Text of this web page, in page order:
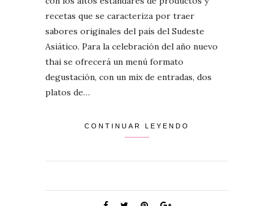
recetas que se caracteriza por traer
sabores originales del país del Sudeste
Asiático. Para la celebración del año nuevo
thai se ofrecerá un menú formato
degustación, con un mix de entradas, dos
platos de…
CONTINUAR LEYENDO